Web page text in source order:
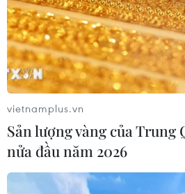
vietnamplus.vn
Sản lượng vàng của Trung
nửa đầu năm 2026